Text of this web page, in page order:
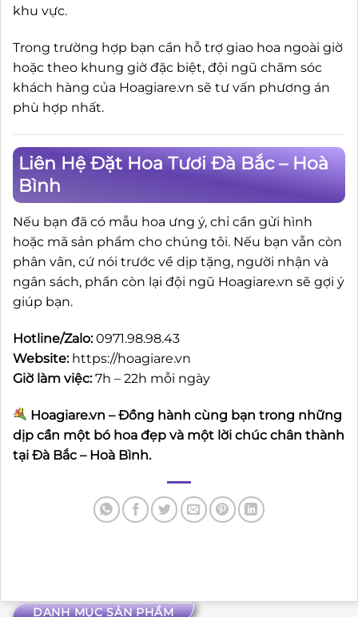
DANH MỤC SẢN PHẨM
khu vực.
Trong trường hợp bạn cần hỗ trợ giao hoa ngoài giờ
hoặc theo khung giờ đặc biệt, đội ngũ chăm sóc
khách hàng của Hoagiare.vn sẽ tư vấn phương án
phù hợp nhất.
Liên Hệ Đặt Hoa Tươi Đà Bắc – Hoà
Bình
Nếu bạn đã có mẫu hoa ưng ý, chỉ cần gửi hình
hoặc mã sản phẩm cho chúng tôi. Nếu bạn vẫn còn
phân vân, cứ nói trước về dịp tặng, người nhận và
ngân sách, phần còn lại đội ngũ Hoagiare.vn sẽ gợi ý
giúp bạn.
Hotline/Zalo:0971.98.98.43
Website: https://hoagiare.vn
Giờ làm việc:7h – 22h mỗi ngày
Hoagiare.vn – Đồng hành cùng bạn trong những
dịp cần một bó hoa đẹp và một lời chúc chân thành
tại Đà Bắc – Hoà Bình.